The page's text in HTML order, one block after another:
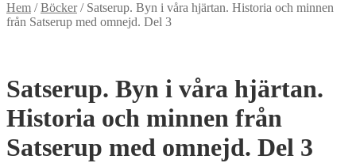
Hem /Böcker/ Satserup. Byn i våra hjärtan. Historia och minnen
från Satserup med omnejd. Del 3
Satserup. Byn i våra hjärtan.
Historia och minnen från
Satserup med omnejd. Del 3